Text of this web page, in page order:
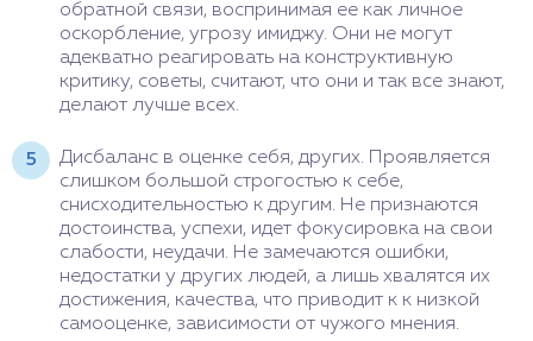
обратной связи, воспринимая ее как личное
оскорбление, угрозу имиджу. Они не могут
адекватно реагировать на конструктивную
критику, советы, считают, что они и так все знают,
делают лучше всех.
Дисбаланс в оценке себя, других. Проявляется
слишком большой строгостью к себе,
снисходительностью к другим. Не признаются
достоинства, успехи, идет фокусировка на свои
слабости, неудачи. Не замечаются ошибки,
недостатки у других людей, а лишь хвалятся их
достижения, качества, что приводит к к низкой
самооценке, зависимости от чужого мнения.